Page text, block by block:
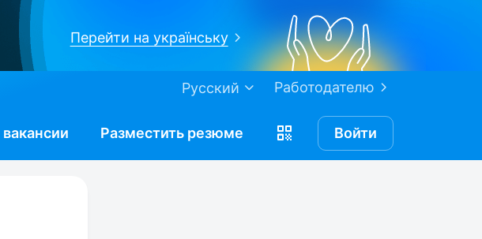
Перейти на українську
Работодателю
Русский
вакансии Разместить резюме Войти